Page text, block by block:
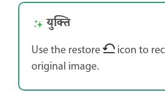
युक्ति
Use the restore
icon to
original image.